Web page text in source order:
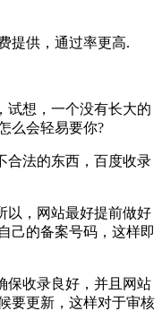
提供，通过率更高.
试想，一个没有长大的
么会轻易要你?
合法的东西，百度收录
以，网站最好提前做好
己的备案号码，这样即
保收录良好，并且网站
要更新，这样对于审核